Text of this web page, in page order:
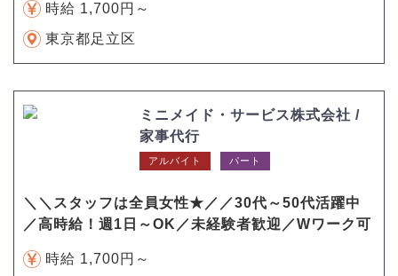
時給 1,700円～
東京都足立区
ミニメイド・サービス株式会社 /
家事代行
アルバイト パート
＼＼スタッフは全員女性★／／30代～50代活躍中
／高時給！週1日～OK／未経験者歓迎／Wワーク可
時給 1,700円～